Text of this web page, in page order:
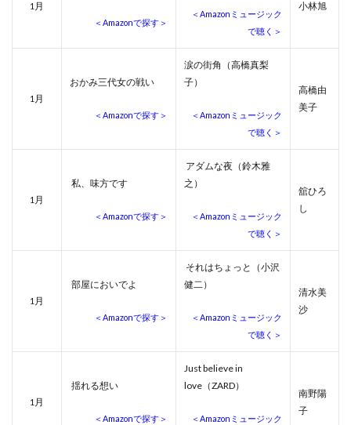
1 月
＜Amazonで探す＞
＜Amazonミュージック
で聴く＞
小林旭
1 月
おかみ三代女の戦い
＜Amazonで探す＞
涙の街角（高橋真梨
子）
＜Amazonミュージック
で聴く＞
高橋由
美子
1 月
私、味方です
＜Amazonで探す＞
アダムな夜（鈴木雅
之）
＜Amazonミュージック
で聴く＞
舘ひろ
し
1 月
部屋においでよ
＜Amazonで探す＞
それはちょっと（小沢
健二）
＜Amazonミュージック
で聴く＞
清水美
沙
1 月
揺れる想い
＜Amazonで探す＞
Just believe in
love（ZARD）
＜Amazonミュージック
南野陽
子